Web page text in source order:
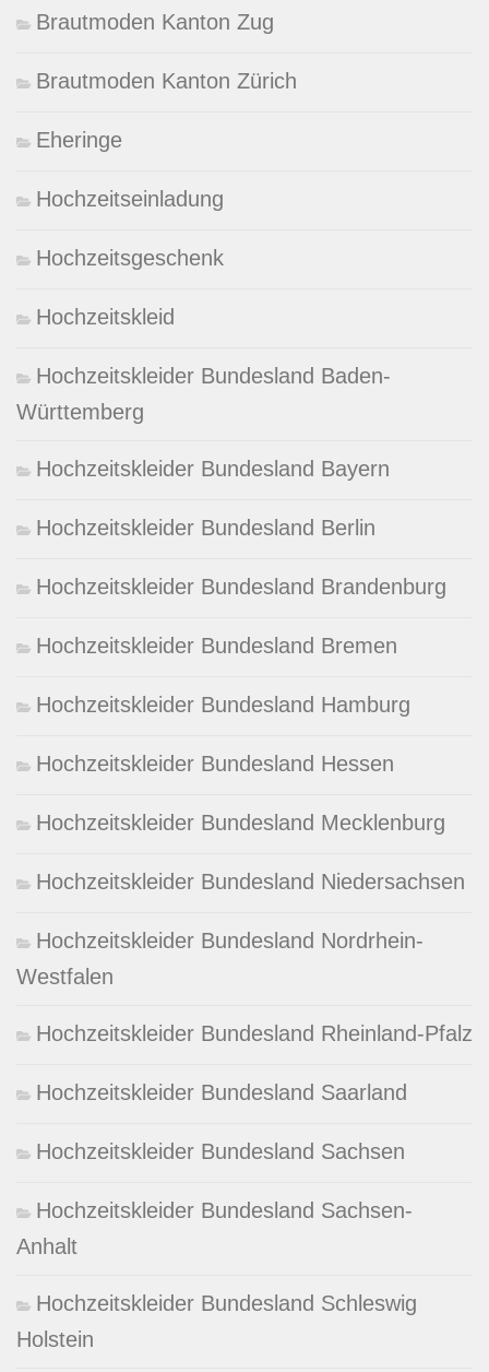
Brautmoden Kanton Zug
Brautmoden Kanton Zürich
Eheringe
Hochzeitseinladung
Hochzeitsgeschenk
Hochzeitskleid
Hochzeitskleider Bundesland Baden-
Württemberg
Hochzeitskleider Bundesland Bayern
Hochzeitskleider Bundesland Berlin
Hochzeitskleider Bundesland Brandenburg
Hochzeitskleider Bundesland Bremen
Hochzeitskleider Bundesland Hamburg
Hochzeitskleider Bundesland Hessen
Hochzeitskleider Bundesland Mecklenburg
Hochzeitskleider Bundesland Niedersachsen
Hochzeitskleider Bundesland Nordrhein-
Westfalen
Hochzeitskleider Bundesland Rheinland-Pfalz
Hochzeitskleider Bundesland Saarland
Hochzeitskleider Bundesland Sachsen
Hochzeitskleider Bundesland Sachsen-
Anhalt
Hochzeitskleider Bundesland Schleswig
Holstein